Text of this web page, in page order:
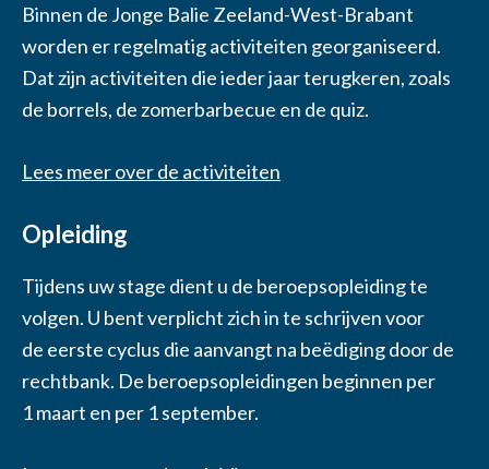
Binnen de Jonge Balie Zeeland-West-Brabant
worden er regelmatig activiteiten georganiseerd.
Dat zijn activiteiten die ieder jaar terugkeren, zoals
de borrels, de zomerbarbecue en de quiz.
Lees meer over de activiteiten
Opleiding
Tijdens uw stage dient u de beroepsopleiding te
volgen. U bent verplicht zich in te schrijven voor
de eerste cyclus die aanvangt na beëdiging door de
rechtbank. De beroepsopleidingen beginnen per
1 maart en per 1 september.